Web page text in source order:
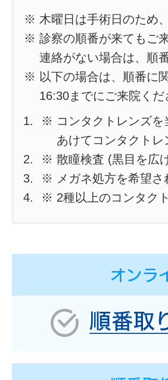
※ 木曜日は手術日のため
※ 診察の順番が来てもご
連絡がない場合は、順
※ 以下の場合は、順番に
16:30までにご来院くだ
※ コンタクトレンズを
あけてコンタクト
※ 散瞳検査 (黒目を広
※ メガネ処方を希望さ
※ 2種以上のコンタク